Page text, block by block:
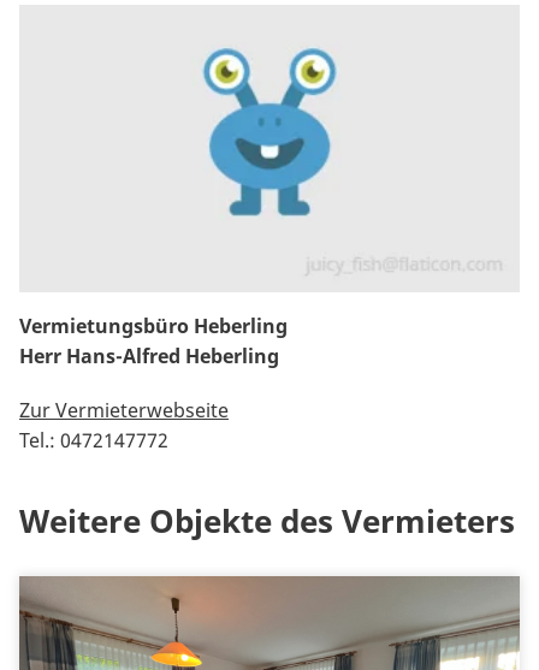
Vermietungsbüro Heberling
Herr Hans-Alfred Heberling
Zur Vermieterwebseite
Tel.: 0472147772
Weitere Objekte des Vermieters